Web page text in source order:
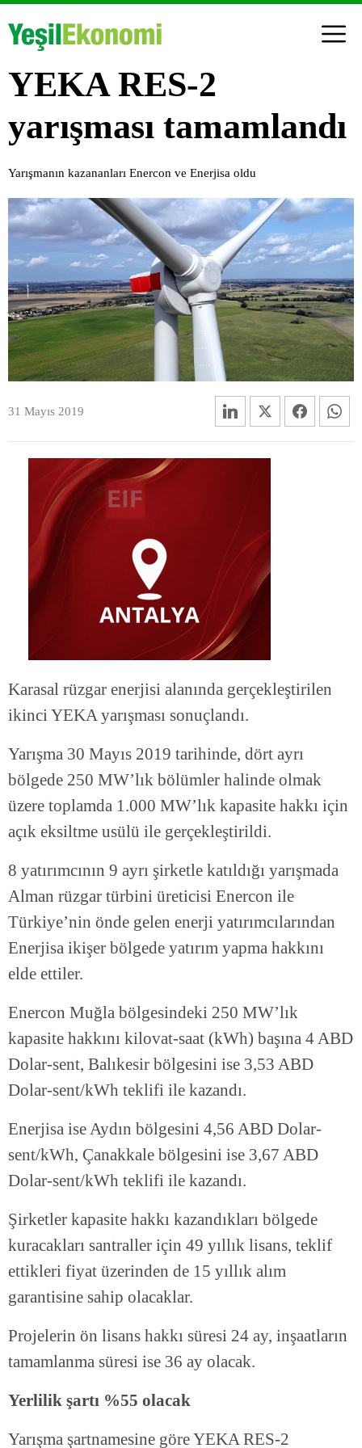
YEKA RES-2
yarışması tamamlandı
Yarışmanın kazananları Enercon ve Enerjisa oldu
31 Mayıs 2019
Karasal rüzgar enerjisi alanında gerçekleştirilen
ikinci YEKA yarışması sonuçlandı.
Yarışma 30 Mayıs 2019 tarihinde, dört ayrı
bölgede 250 MW’lık bölümler halinde olmak
üzere toplamda 1.000 MW’lık kapasite hakkı için
açık eksiltme usülü ile gerçekleştirildi.
8 yatırımcının 9 ayrı şirketle katıldığı yarışmada
Alman rüzgar türbini üreticisi Enercon ile
Türkiye’nin önde gelen enerji yatırımcılarından
Enerjisa ikişer bölgede yatırım yapma hakkını
elde ettiler.
Enercon Muğla bölgesindeki 250 MW’lık
kapasite hakkını kilovat-saat (kWh) başına 4 ABD
Dolar-sent, Balıkesir bölgesini ise 3,53 ABD
Dolar-sent/kWh teklifi ile kazandı.
Enerjisa ise Aydın bölgesini 4,56 ABD Dolar-
sent/kWh, Çanakkale bölgesini ise 3,67 ABD
Dolar-sent/kWh teklifi ile kazandı.
Şirketler kapasite hakkı kazandıkları bölgede
kuracakları santraller için 49 yıllık lisans, teklif
ettikleri fiyat üzerinden de 15 yıllık alım
garantisine sahip olacaklar.
Projelerin ön lisans hakkı süresi 24 ay, inşaatların
tamamlanma süresi ise 36 ay olacak.
Yerlilik şartı %55 olacak
Yarışma şartnamesine göre YEKA RES-2